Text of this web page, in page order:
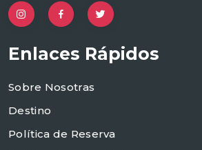
Enlaces Rápidos
Sobre Nosotras
Destino
Política de Reserva